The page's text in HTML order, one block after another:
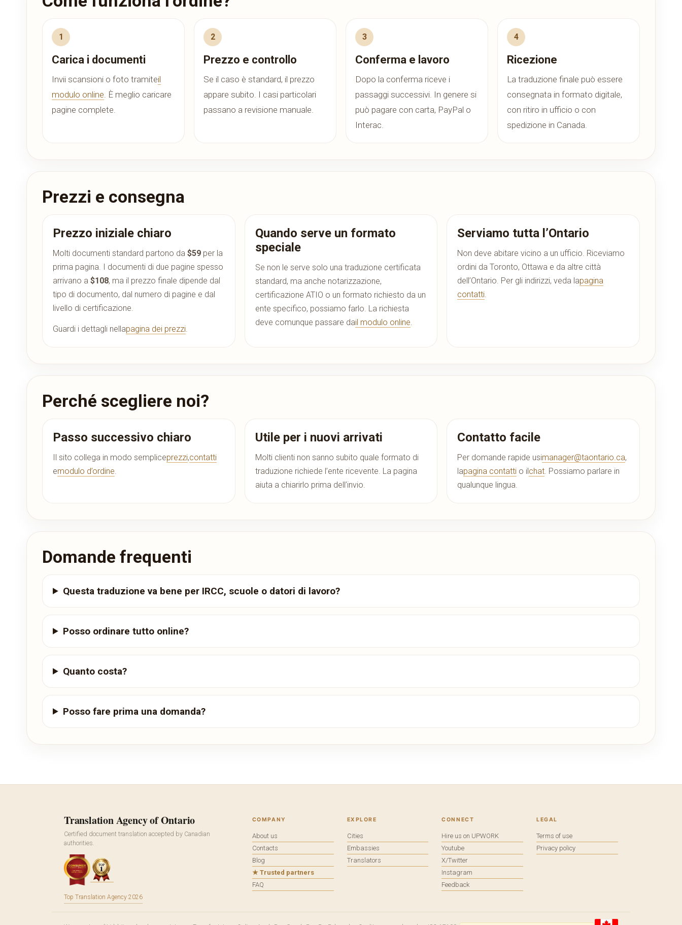
Carica i documenti
Invii scansioni o foto tramiteil
modulo online . È meglio caricare
pagine complete.
Prezzo e controllo
Se il caso è standard, il prezzo
appare subito. I casi particolari
passano a revisione manuale.
Conferma e lavoro
Dopo la conferma riceve i
passaggi successivi. In genere si
può pagare con carta, PayPal o
Interac.
Ricezione
La traduzione finale può essere
consegnata in formato digitale,
con ritiro in ufficio o con
spedizione in Canada.
Prezzi e consegna
Prezzo iniziale chiaro
Molti documenti standard partono da $59 per la
prima pagina. I documenti di due pagine spesso
arrivano a $108, ma il prezzo finale dipende dal
tipo di documento, dal numero di pagine e dal
livello di certificazione.
Guardi i dettagli nellapagina dei prezzi.
Quando serve un formato
speciale
Se non le serve solo una traduzione certificata
standard, ma anche notarizzazione,
certificazione ATIO o un formato richiesto da un
ente specifico, possiamo farlo. La richiesta
deve comunque passare dail modulo online.
Serviamo tutta l’Ontario
Non deve abitare vicino a un ufficio. Riceviamo
ordini da Toronto, Ottawa e da altre città
dell’Ontario. Per gli indirizzi, veda lapagina
contatti.
Perché scegliere noi?
Passo successivo chiaro
Il sito collega in modo sempliceprezzi,contatti
emodulo d’ordine.
Utile per i nuovi arrivati
Molti clienti non sanno subito quale formato di
traduzione richiede l’ente ricevente. La pagina
aiuta a chiarirlo prima dell’invio.
Contatto facile
Per domande rapide usimanager@taontario.ca,
lapagina contatti o ilchat. Possiamo parlare in
qualunque lingua.
Domande frequenti
Questa traduzione va bene per IRCC, scuole o datori di lavoro?
Posso ordinare tutto online?
Quanto costa?
Posso fare prima una domanda?
Translation Agency of Ontario
Certified document translation accepted by Canadian
authorities.
Top Translation Agency 2026
COMPANY
About us
Contacts
Blog
★ Trusted partners
FAQ
EXPLORE
Cities
Embassies
Translators
CONNECT
Hire us on UPWORK
Youtube
X/Twitter
Instagram
Feedback
LEGAL
Terms of use
Privacy policy